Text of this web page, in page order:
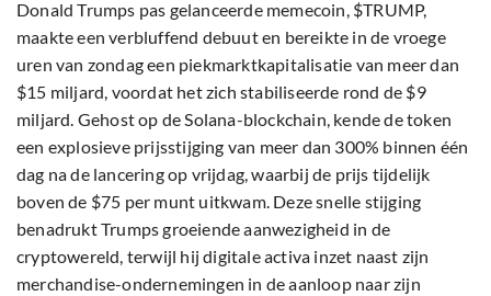
Donald Trumps pas gelanceerde memecoin, $TRUMP,
maakte een verbluffend debuut en bereikte in de vroege
uren van zondag een piekmarktkapitalisatie van meer dan
$15 miljard, voordat het zich stabiliseerde rond de $9
miljard. Gehost op de Solana-blockchain, kende de token
een explosieve prijsstijging van meer dan 300% binnen één
dag na de lancering op vrijdag, waarbij de prijs tijdelijk
boven de $75 per munt uitkwam. Deze snelle stijging
benadrukt Trumps groeiende aanwezigheid in de
cryptowereld, terwijl hij digitale activa inzet naast zijn
merchandise-ondernemingen in de aanloop naar zijn